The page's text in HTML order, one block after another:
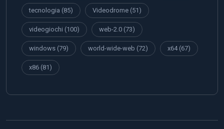
tecnologia (85) Videodrome (51)
videogiochi (100) web-2.0 (73)
windows (79) world-wide-web (72) x64(67)
x86 (81)